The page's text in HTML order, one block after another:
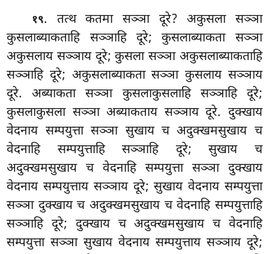
१९. तत्थ कतमा सञ्ञा दूरे? अकुसला सञ्ञा
कुसलाब्याकताहि सञ्ञाहि दूरे; कुसलाब्याकता सञ्ञा
अकुसलाय सञ्ञाय दूरे; कुसला सञ्ञा अकुसलाब्याकताहि
सञ्ञाहि दूरे; अकुसलाब्याकता सञ्ञा कुसलाय सञ्ञाय
दूरे. अब्याकता सञ्ञा कुसलाकुसलाहि सञ्ञाहि दूरे;
कुसलाकुसला सञ्ञा अब्याकताय सञ्ञाय दूरे. दुक्खाय
वेदनाय सम्पयुत्ता सञ्ञा सुखाय च अदुक्खमसुखाय च
वेदनाहि सम्पयुत्ताहि सञ्ञाहि दूरे; सुखाय च
अदुक्खमसुखाय च वेदनाहि सम्पयुत्ता सञ्ञा दुक्खाय
वेदनाय सम्पयुत्ताय सञ्ञाय दूरे; सुखाय वेदनाय सम्पयुत्ता
सञ्ञा दुक्खाय च अदुक्खमसुखाय च वेदनाहि सम्पयुत्ताहि
सञ्ञाहि दूरे; दुक्खाय च अदुक्खमसुखाय च वेदनाहि
सम्पयुत्ता सञ्ञा सुखाय वेदनाय सम्पयुत्ताय सञ्ञाय दूरे;